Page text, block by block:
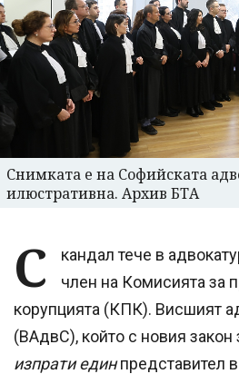
Снимката е на Софийската
илюстративна. Архив БТА
С
кандал тече в
член на Комисията за
корупцията (КПК). Висшият
(ВАдвС), който с новия
изпрати единпредставител